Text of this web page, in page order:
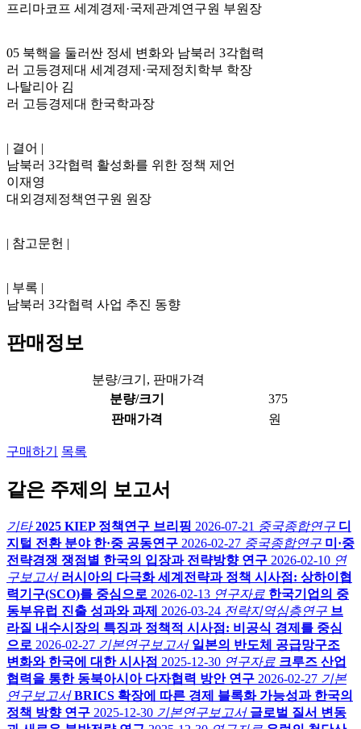
프리마코프 세계경제·국제관계연구원 부원장
05 북핵을 둘러싼 정세 변화와 남북러 3각협력
러 고등경제대 세계경제·국제정치학부 학장
나탈리아 김
러 고등경제대 한국학과장
| 결어 |
남북러 3각협력 활성화를 위한 정책 제언
이재영
대외경제정책연구원 원장
| 참고문헌 |
| 부록 |
남북러 3각협력 사업 추진 동향
판매정보
분량/크기, 판매가격
분량/크기
375
판매가격
원
구매하기 목록
같은 주제의 보고서
기타 2025 KIEP 정책연구 브리핑 2026-07-21 중국종합연구 디
지털 전환 분야 한·중 공동연구 2026-02-27 중국종합연구 미·중
전략경쟁 쟁점별 한국의 입장과 전략방향 연구 2026-02-10 연
구보고서 러시아의 다극화 세계전략과 정책 시사점: 상하이협
력기구(SCO)를 중심으로 2026-02-13 연구자료 한국기업의 중
동부유럽 진출 성과와 과제
2026-03-24 전략지역심층연구 브
라질 내수시장의 특징과 정책적 시사점: 비공식 경제를 중심
으로 2026-02-27 기본연구보고서 일본의 반도체 공급망구조
변화와 한국에 대한 시사점 2025-12-30 연구자료 크루즈 산업
협력을 통한 동북아시아 다자협력 방안 연구 2026-02-27 기본
연구보고서 BRICS 확장에 따른 경제 블록화 가능성과 한국의
정책 방향 연구 2025-12-30 기본연구보고서 글로벌 질서 변동